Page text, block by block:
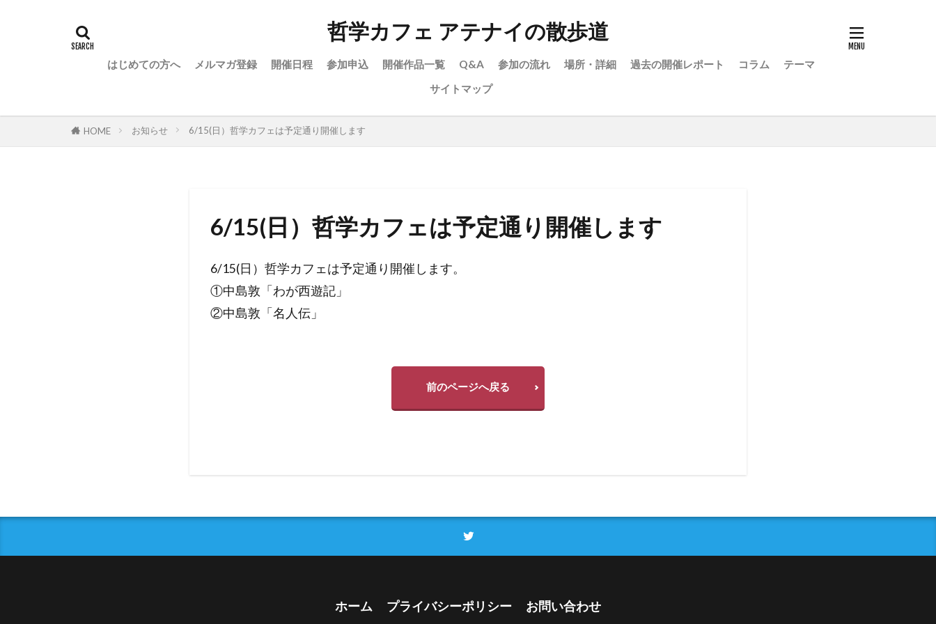
哲学カフェ アテナイの散歩道
はじめての方へ メルマガ登録 開催日程 参加申込 開催作品一覧 Q&A 参加の流れ 場所・詳細 過去の開催レポート コラム
テーマ
サイトマップ
HOME お知らせ 6/15(日）哲学カフェは予定通り開催します
6/15(日）哲学カフェは予定通り開催します
6/15(日）哲学カフェは予定通り開催します。
①中島敦「わが西遊記」
②中島敦「名人伝」
前のページへ戻る
ホーム プライバシーポリシー お問い合わせ